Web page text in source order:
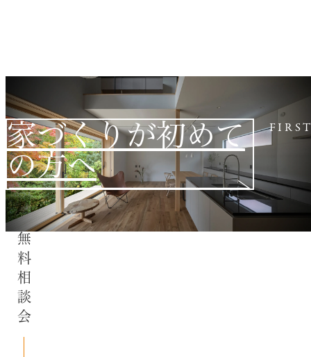
家づくりが初めて
の方へ
無料相談会